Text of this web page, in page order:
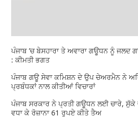
ਪੰਜਾਬ ’ਚ ਬੇਸਹਾਰਾ ਤੇ ਅਵਾਰਾ ਗਊਧਨ ਨੂੰ ਜਲਦ
: ਕੀਮਤੀ ਭਗਤ
ਪੰਜਾਬ ਗਊ ਸੇਵਾ ਕਮਿਸ਼ਨ ਦੇ ਉਪ ਚੇਅਰਮੈਨ ਨੇ
ਪ੍ਰਬੰਧਕਾਂ ਨਾਲ ਕੀਤੀਆਂ ਵਿਚਾਰਾਂ
ਪੰਜਾਬ ਸਰਕਾਰ ਨੇ ਪ੍ਰਤੀ ਗਊਧਨ ਲਈ ਚਾਰੇ,
ਵਧਾ ਕੇ ਰੋਜ਼ਾਨਾ 61 ਰੁਪਏ ਕੀਤੇ ਤੈਅ